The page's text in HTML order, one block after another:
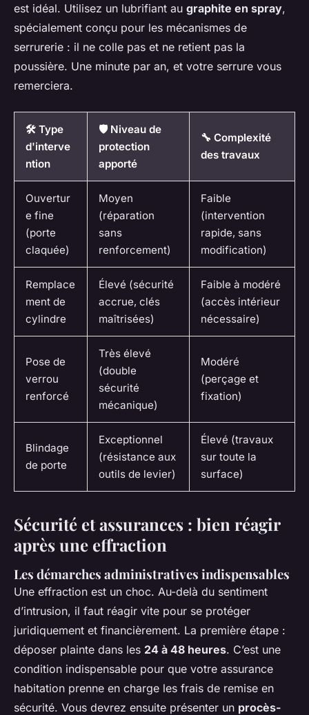
est idéal. Utilisez un lubrifiant au graphite en spray,
spécialement conçu pour les mécanismes de
serrurerie : il ne colle pas et ne retient pas la
poussière. Une minute par an, et votre serrure vous
remerciera.
🛠️ Type
d'interve
ntion
🛡️ Niveau de
protection
apporté
🔧 Complexité
des travaux
Ouvertur
e fine
(porte
claquée)
Moyen
(réparation
sans
renforcement)
Faible
(intervention
rapide, sans
modification)
Remplace
ment de
cylindre
Élevé (sécurité
accrue, clés
maîtrisées)
Faible à modéré
(accès intérieur
nécessaire)
Pose de
verrou
renforcé
Très élevé
(double
sécurité
mécanique)
Modéré
(perçage et
fixation)
Blindage
de porte
Exceptionnel
(résistance aux
outils de levier)
Élevé (travaux
sur toute la
surface)
Sécurité et assurances : bien réagir
après une effraction
Les démarches administratives indispensables
Une effraction est un choc. Au-delà du sentiment
d’intrusion, il faut réagir vite pour se protéger
juridiquement et financièrement. La première étape :
déposer plainte dans les 24 à 48 heures. C’est une
condition indispensable pour que votre assurance
habitation prenne en charge les frais de remise en
sécurité. Vous devrez ensuite présenter un procès-